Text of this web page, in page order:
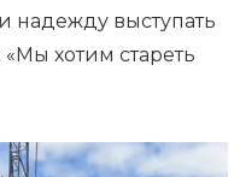
надежду выступать
«Мы хотим стареть